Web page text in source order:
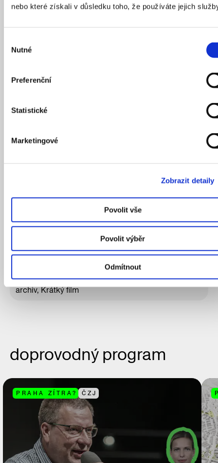
nebo které získali v důsledku toho, že používáte jejich
souhlasu
Nutné
Preferenční
Statistické
Marketingové
Zobrazit detaily
Povolit vše
Povolit výběr
Odmítnout
Voiceover: Jan Vondráček
AV technické řešení: Zdeněk Grosman, Klára
Sofa: Daniel Golík, Jakub Jarcovják, Tomislav
Potrubní pošta: Pragohlas – Josef Fučík
Jazyková korektura a překlad: Frances Kathleen
Coles, Didacticus, Tereza Pálková, Nicole Princlová
Tisk: FPS Repro, Luna, Signpek
Archivní záběry: Česká televize, Národní filmový
archiv, Krátký film
doprovodný program
PRAHA ZÍTRA? ČZJ